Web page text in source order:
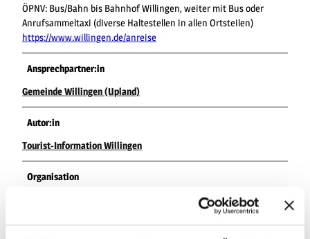
ÖPNV: Bus/Bahn bis Bahnhof Willingen, weiter mit Bus oder
Anrufsammeltaxi (diverse Haltestellen in allen Ortsteilen)
https://www.willingen.de/anreise
Ansprechpartner:in
Gemeinde Willingen (Upland)
Autor:in
Tourist-Information Willingen
Organisation